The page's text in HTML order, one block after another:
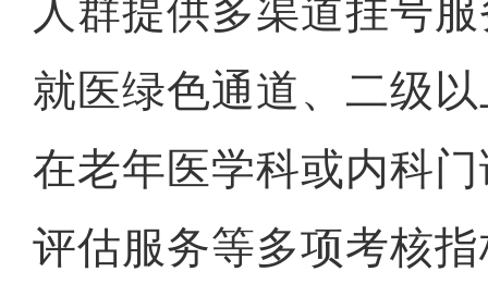
人群提供多渠道挂号
就医绿色通道、二级
在老年医学科或内科
评估服务等多项考核